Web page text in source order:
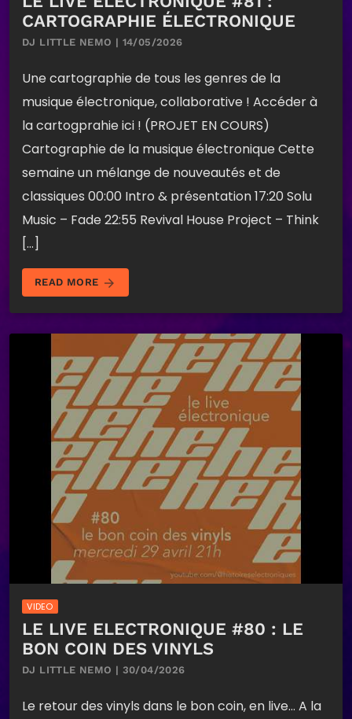
CARTOGRAPHIE ÉLECTRONIQUE
DJ LITTLE NEMO | 14/05/2026
Une cartographie de tous les genres de la
musique électronique, collaborative ! Accéder à
la cartogprahie ici ! (PROJET EN COURS)
Cartographie de la musique électronique Cette
semaine un mélange de nouveautés et de
classiques 00:00 Intro & présentation 17:20 Solu
Music – Fade 22:55 Revival House Project – Think
[…]
READ MORE arrow_forward
VIDEO
LE LIVE ELECTRONIQUE #80 : LE
BON COIN DES VINYLS
DJ LITTLE NEMO | 30/04/2026
Le retour des vinyls dans le bon coin, en live… A la